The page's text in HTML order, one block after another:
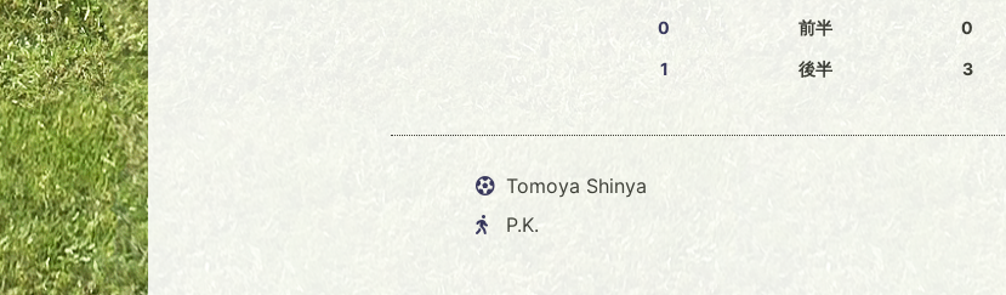
0
1
前半
後半
0
3
Tomoya Shinya
P.K.